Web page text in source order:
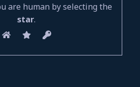
are human by selecting the
star.